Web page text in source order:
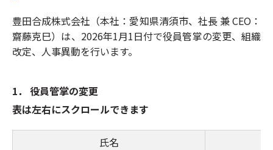
豊田合成株式会社（本社：愛知県清須市、社長 兼 CEO：
齋藤克巳）は、2026年1月1日付で役員管掌の変更、組織
改定、人事異動を行います。
1． 役員管掌の変更
表は左右にスクロールできます
氏名